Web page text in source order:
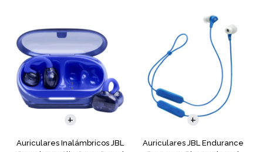
Auriculares Inalámbricos JBL
Auriculares JBL Endurance